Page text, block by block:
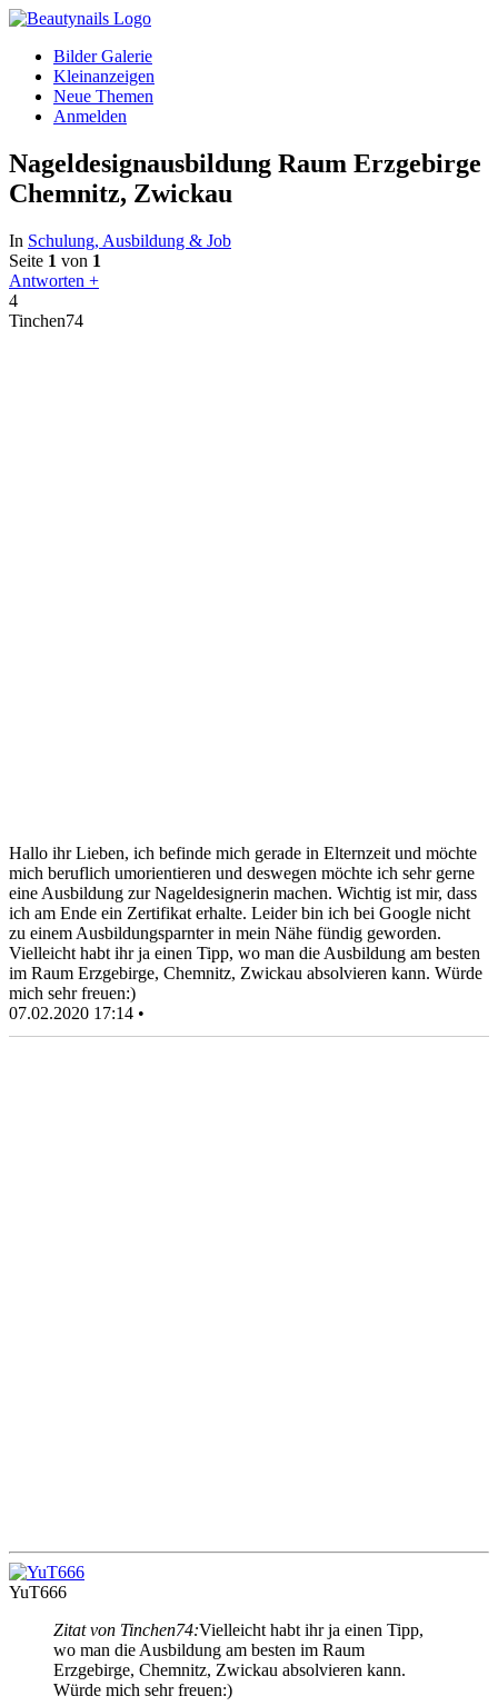
Bilder Galerie
Kleinanzeigen
Neue Themen
Anmelden
Nageldesignausbildung Raum Erzgebirge
Chemnitz, Zwickau
In Schulung, Ausbildung & Job
Seite 1 von 1
Antworten +
4
Tinchen74
Hallo ihr Lieben, ich befinde mich gerade in Elternzeit und möchte
mich beruflich umorientieren und deswegen möchte ich sehr gerne
eine Ausbildung zur Nageldesignerin machen. Wichtig ist mir, dass
ich am Ende ein Zertifikat erhalte. Leider bin ich bei Google nicht
zu einem Ausbildungsparnter in mein Nähe fündig geworden.
Vielleicht habt ihr ja einen Tipp, wo man die Ausbildung am besten
im Raum Erzgebirge, Chemnitz, Zwickau absolvieren kann. Würde
mich sehr freuen:)
07.02.2020 17:14 •
YuT666
Zitat von Tinchen74:Vielleicht habt ihr ja einen Tipp,
wo man die Ausbildung am besten im Raum
Erzgebirge, Chemnitz, Zwickau absolvieren kann.
Würde mich sehr freuen:)